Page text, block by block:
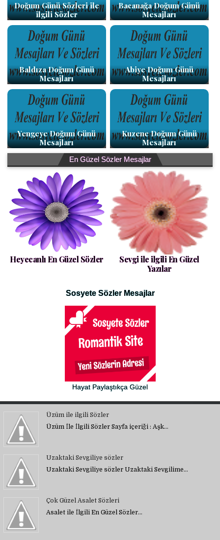
Doğum Günü Sözleri ile
ilgili Sözler
Bacanağa Doğum Günü
Mesajları
Baldıza Doğum Günü
Mesajları
Abiye Doğum Günü
Mesajları
Yengeye Doğum Günü
Mesajları
Kuzene Doğum Günü
Mesajları
En Güzel Sözler Mesajlar
Heyecanlı En Güzel Sözler
Sevgi ile ilgili En Güzel
Yazılar
Sosyete Sözler Mesajlar
Hayat Paylaştıkça Güzel
Üzüm ile ilgili Sözler
Üzüm İle İlgili Sözler Sayfa içeriği : Aşk…
Uzaktaki Sevgiliye sözler
Uzaktaki Sevgiliye sözler Uzaktaki Sevgilime…
Çok Güzel Asalet Sözleri
Asalet ile İlgili En Güzel Sözler…